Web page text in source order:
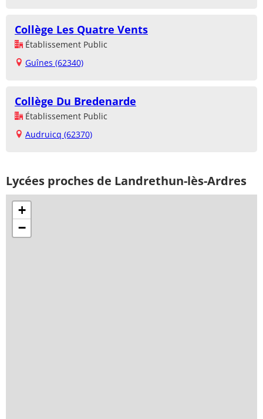
Collège Les Quatre Vents
Établissement Public
Guînes (62340)
Collège Du Bredenarde
Établissement Public
Audruicq (62370)
Lycées proches de Landrethun-lès-Ardres
+
−